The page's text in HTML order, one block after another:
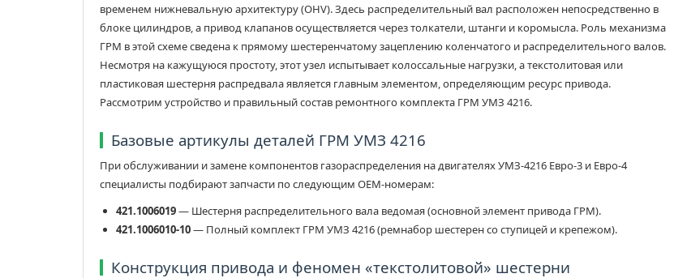
временем нижневальную архитектуру (OHV). Здесь распределительный вал расположен непосредственно в
блоке цилиндров, а привод клапанов осуществляется через толкатели, штанги и коромысла. Роль механизма
ГРМ в этой схеме сведена к прямому шестеренчатому зацеплению коленчатого и распределительного валов.
Несмотря на кажущуюся простоту, этот узел испытывает колоссальные нагрузки, а текстолитовая или
пластиковая шестерня распредвала является главным элементом, определяющим ресурс привода.
Рассмотрим устройство и правильный состав ремонтного комплекта ГРМ УМЗ 4216.
Базовые артикулы деталей ГРМ УМЗ 4216
При обслуживании и замене компонентов газораспределения на двигателях УМЗ-4216 Евро-3 и Евро-4
специалисты подбирают запчасти по следующим ОЕМ-номерам:
421.1006019— Шестерня распределительного вала ведомая (основной элемент привода ГРМ).
421.1006010-10— Полный комплект ГРМ УМЗ 4216 (ремнабор шестерен со ступицей и крепежом).
Конструкция привода и феномен «текстолитовой» шестерни